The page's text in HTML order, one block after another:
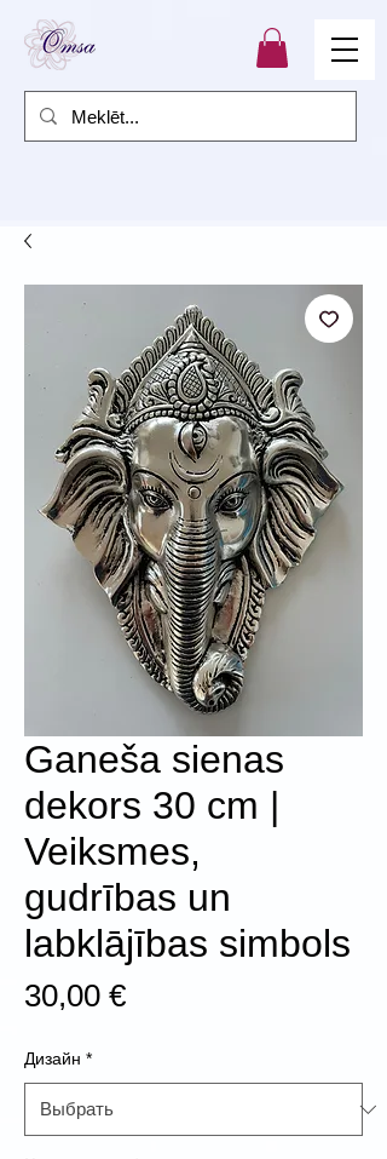
Ganeša sienas
dekors 30 cm |
Veiksmes,
gudrības un
labklājības simbols
30,00 €Цена
Дизайн *